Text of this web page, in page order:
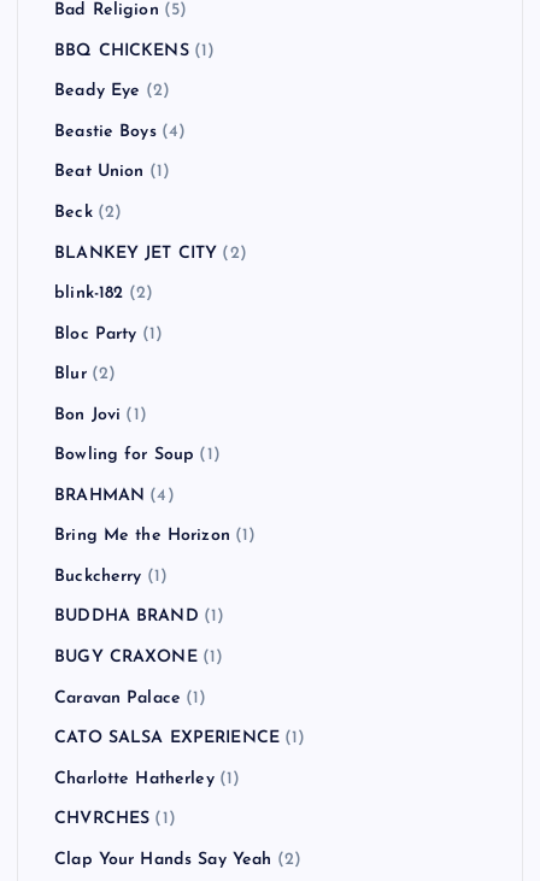
Bad Religion (5)
BBQ CHICKENS(1)
Beady Eye (2)
Beastie Boys(4)
Beat Union (1)
Beck(2)
BLANKEY JET CITY (2)
blink-182 (2)
Bloc Party (1)
Blur(2)
Bon Jovi (1)
Bowling for Soup (1)
BRAHMAN (4)
Bring Me the Horizon (1)
Buckcherry (1)
BUDDHA BRAND (1)
BUGY CRAXONE(1)
Caravan Palace (1)
CATO SALSA EXPERIENCE (1)
Charlotte Hatherley(1)
CHVRCHES (1)
Clap Your Hands Say Yeah (2)